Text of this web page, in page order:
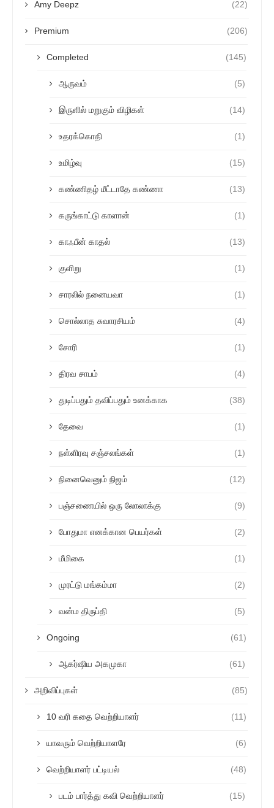
Amy Deepz (22)
Premium (206)
Completed (145)
ஆருவம் (5)
இருளில் மறுகும் விழிகள் (14)
உதரக்கொதி (1)
உமிழ்வு (15)
கண்ணிதழ் மீட்டாதே கண்ணா (13)
கருங்காட்டு காளான் (1)
காஃபீன் காதல் (13)
குளிறு (1)
சாரலில் நனையவா (1)
சொல்லாத சுவாரசியம் (4)
சோரி (1)
திரவ சாபம் (4)
துடிப்பதும் தவிப்பதும் உனக்காக (38)
தேவை (1)
நள்ளிரவு சஞ்சலங்கள் (1)
நினைவெனும் நிஜம் (12)
பஞ்சணையில் ஒரு லோலாக்கு (9)
போதுமா எனக்கான பெயர்கள் (2)
மீமிகை (1)
முரட்டு மங்கம்மா (2)
வன்ம திருப்தி (5)
Ongoing (61)
ஆகர்ஷிய அகமுகா (61)
அறிவிப்புகள் (85)
10 வரி கதை வெற்றியாளர் (11)
யாவரும் வெற்றியாளரே (6)
வெற்றியாளர் பட்டியல் (48)
படம் பார்த்து கவி வெற்றியாளர் (15)